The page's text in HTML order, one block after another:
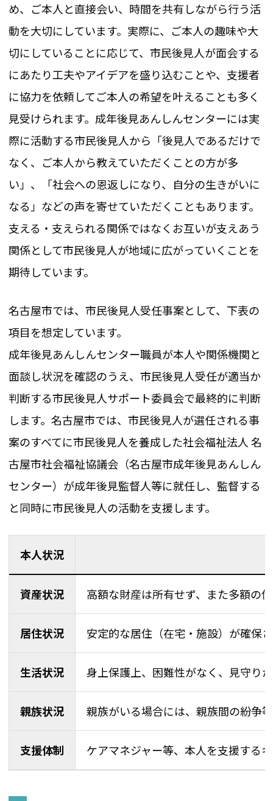
め、ご本人と直接会い、時間を共有しながら行う活
動を大切にしています。実際に、ご本人の趣味や大
切にしていることに応じて、市民後見人が面会する
にあたり工夫やアイデアを盛り込むことや、支援者
に協力を依頼してご本人の希望を叶えることも多く
見受けられます。成年後見あんしんセンターには実
際に活動する市民後見人から「後見人であるだけで
なく、ご本人から教えていただくことの方が多
い」、「社会への恩返しになり、自分の生きがいに
なる」などの声を寄せていただくこともあります。
支える・支えられる関係ではなくお互いが支えあう
関係として市民後見人が地域に広がっていくことを
期待しています。
名古屋市では、市民後見人受任事案として、下表の
項目を想定しています。
成年後見あんしんセンター職員が本人や関係機関と
面談し状況を確認のうえ、市民後見人受任が適当か
判断する市民後見人サポート委員会で最終的に判断
します。名古屋市では、市民後見人が選任される事
案のすべてに市民後見人を養成した社会福祉法人 名
古屋市社会福祉協議会（名古屋市成年後見あんしん
センター）が成年後見監督人等に就任し、監督する
と同時に市民後見人の活動を支援します。
本人状況
資産状況 高額な財産は所有せず、また多額の
居住状況 安定的な居住（在宅・施設）が確保
生活状況 身上保護上、困難性がなく、見守り
親族状況 親族がいる場合には、親族間の紛争
支援体制 ケアマネジャー等、本人を支援する